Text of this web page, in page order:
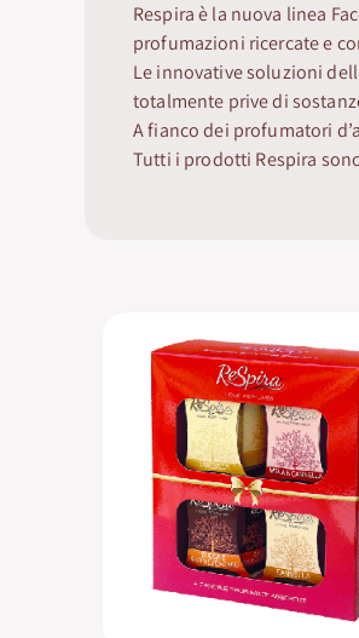
Respira è la nuova linea
profumazioni ricercate e
Le innovative soluzioni
totalmente prive di
A fianco dei profumatori
Tutti i prodotti Respira